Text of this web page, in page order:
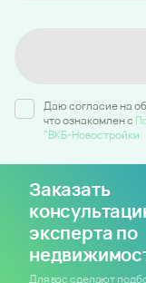
Даю согласие на
что ознакомлен c
"ВКБ-Новостройки
Заказать
эксперта по
Для вас сделают